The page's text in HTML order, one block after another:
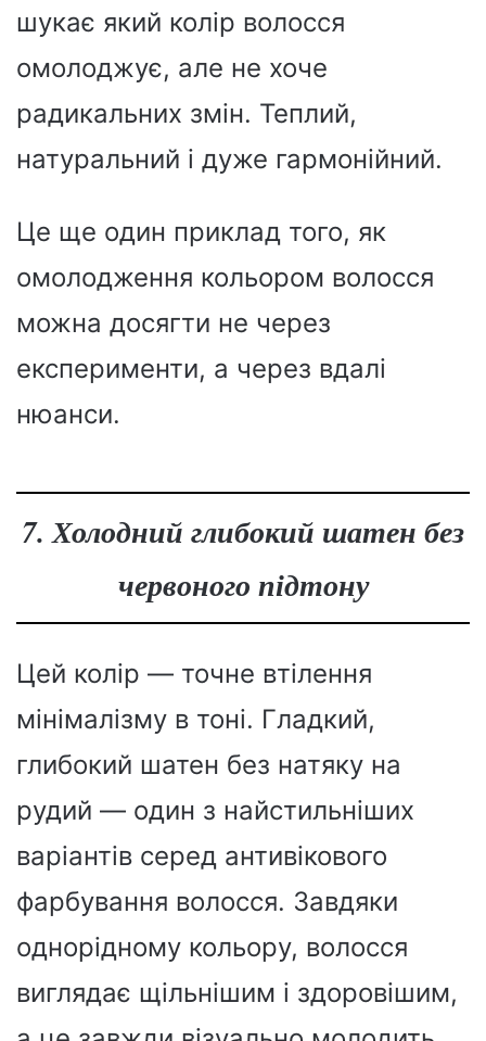
шукає який колір волосся
омолоджує, але не хоче
радикальних змін. Теплий,
натуральний і дуже гармонійний.
Це ще один приклад того, як
омолодження кольором волосся
можна досягти не через
експерименти, а через вдалі
нюанси.
7. Холодний глибокий шатен без
червоного підтону
Цей колір — точне втілення
мінімалізму в тоні. Гладкий,
глибокий шатен без натяку на
рудий — один з найстильніших
варіантів серед антивікового
фарбування волосся. Завдяки
однорідному кольору, волосся
виглядає щільнішим і здоровішим,